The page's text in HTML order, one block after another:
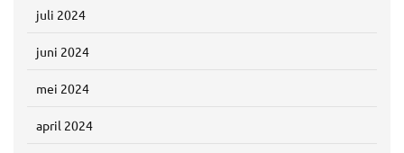
juli 2024
juni 2024
mei 2024
april 2024